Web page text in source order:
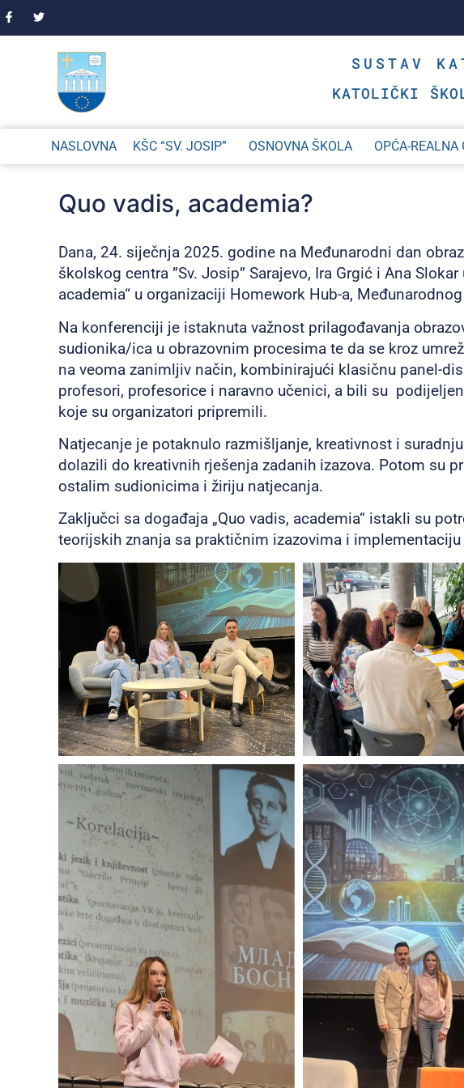
SUSTAV
KATOLIČKI
NASLOVNA KŠC “SV. JOSIP” OSNOVNA ŠKOLA OPĆA-
Quo vadis, academia?
Dana, 24. siječnja 2025. godine na Međunarodni dan
školskog centra ”Sv. Josip” Sarajevo, Ira Grgić i Ana
academia“ u organizaciji Homework Hub-a,
Na konferenciji je istaknuta važnost prilagođavanja
sudionika/ica u obrazovnim procesima te da se kroz
na veoma zanimljiv način, kombinirajući klasičnu panel-
profesori, profesorice i naravno učenici, a bili su
koje su organizatori pripremili.
Natjecanje je potaknulo razmišljanje, kreativnost i
dolazili do kreativnih rješenja zadanih izazova. Potom su
ostalim sudionicima i žiriju natjecanja.
Zaključci sa događaja „Quo vadis, academia“ istakli su
teorijskih znanja sa praktičnim izazovima i